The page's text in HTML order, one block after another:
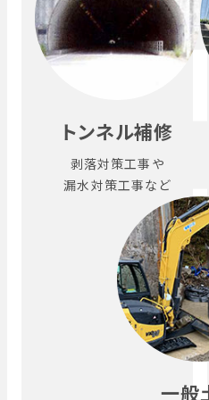
トンネル補修
剥落対策工事や
漏水対策工事など
一般